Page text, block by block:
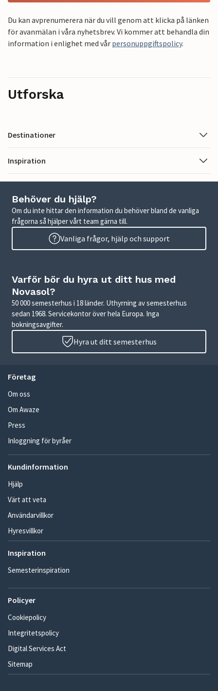
Du kan avprenumerera när du vill genom att klicka på länken
för avanmälan i våra nyhetsbrev. Vi kommer att behandla din
information i enlighet med vår personuppgiftspolicy.
Utforska
Destinationer
Inspiration
Behöver du hjälp?
Om du inte hittar den information du behöver bland de vanliga
frågorna så hjälper vårt team gärna till.
Vanliga frågor, hjälp och support
Varför bör du hyra ut ditt hus med
Novasol?
50 000 semesterhus i 18 länder. Uthyrning av semesterhus
sedan 1968. Servicekontor över hela Europa. Inga
bokningsavgifter.
Hyra ut ditt semesterhus
Företag
Om oss
Om Awaze
Press
Inloggning för byråer
Kundinformation
Hjälp
Värt att veta
Användarvillkor
Hyresvillkor
Inspiration
Semesterinspiration
Policyer
Cookiepolicy
Integritetspolicy
Digital Services Act
Sitemap